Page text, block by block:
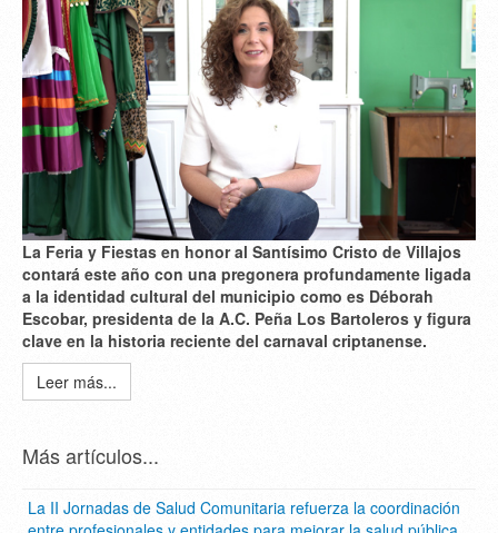
La Feria y Fiestas en honor al Santísimo Cristo de Villajos
contará este año con una pregonera profundamente ligada
a la identidad cultural del municipio como es Déborah
Escobar, presidenta de la A.C. Peña Los Bartoleros y figura
clave en la historia reciente del carnaval criptanense.
Leer más...
Más artículos...
La II Jornadas de Salud Comunitaria refuerza la coordinación